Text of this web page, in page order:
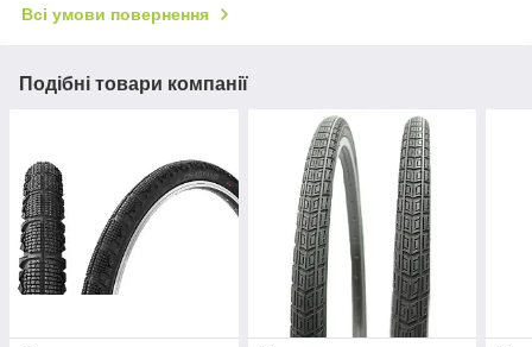
Всі умови повернення
Подібні товари компанії